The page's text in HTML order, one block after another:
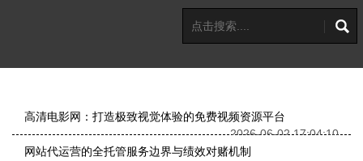
高清电影网：打造极致视觉体验的免费视频资源平台
2026-06-02 17:04:10
网站代运营的全托管服务边界与绩效对赌机制